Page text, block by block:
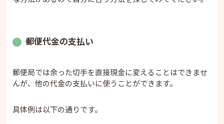
郵便代金の支払い
郵便局では余った切手を直接現金に変えることはできませ
んが、他の代金の支払いに使うことができます。
具体例は以下の通りです。